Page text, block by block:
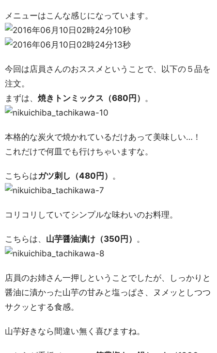
メニューはこんな感じになっています。
今回は店員さんのおススメということで、以下の５品を
注文。
まずは、 焼きトンミックス（680円） 。
本格的な炭火で焼かれているだけあって美味しい…！
これだけで何皿でも行けちゃいますな。
こちらはガツ刺し（480円） 。
コリコリしていてシンプルな味わいのお料理。
こちらは、 山芋醤油漬け（350円） 。
店員のお姉さん一押しということでしたが、しっかりと
醤油に漬かった山芋の甘みと塩っぱさ、ヌメッとしつつ
サクッとする食感。
山芋好きなら間違い無く喜びますね。